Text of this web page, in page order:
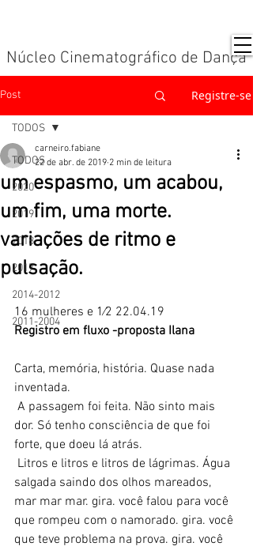
Núcleo Cinematográfico de Dança
Post Registre-se
TODOS
2020
2019
2018
2017
2014-2012
2011-2004
TODOS
um espasmo, um acabou,
um fim, uma morte.
variações de ritmo e
pulsação.
carneiro.fabiane
22 de abr. de 2019 2 min de leitura
16 mulheres e 1⁄2 22.04.19
Registro em fluxo -proposta Ilana
Carta, memória, história. Quase nada
inventada.
dor. Só tenho consciência de que foi
forte, que doeu lá atrás.
salgada saindo dos olhos mareados,
mar mar mar. gira. você falou para você
que rompeu com o namorado. gira. você
que teve problema na prova. gira. você